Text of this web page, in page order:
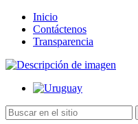
Inicio
Contáctenos
Transparencia